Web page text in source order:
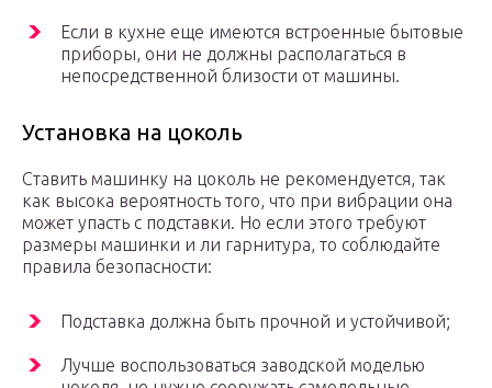
Если в кухне еще имеются встроенные бытовые
приборы, они не должны располагаться в
непосредственной близости от машины.
Установка на цоколь
Ставить машинку на цоколь не рекомендуется, так
как высока вероятность того, что при вибрации она
может упасть с подставки. Но если этого требуют
размеры машинки и ли гарнитура, то соблюдайте
правила безопасности:
Подставка должна быть прочной и устойчивой;
Лучше воспользоваться заводской моделью